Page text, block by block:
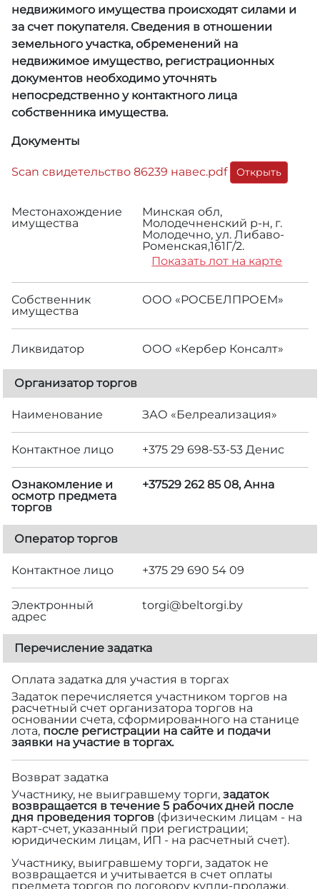
недвижимого имущества происходят силами и
за счет покупателя. Сведения в отношении
земельного участка, обременений на
недвижимое имущество, регистрационных
документов необходимо уточнять
непосредственно у контактного лица
собственника имущества.
Документы
Scan свидетельство 86239 навес.pdf Открыть
Местонахождение
имущества
Минская обл,
Молодечненский р-н, г.
Молодечно, ул. Либаво-
Роменская,161Г/2.
Показать лот на карте
Собственник
имущества
ООО «РОСБЕЛПРОЕМ»
Ликвидатор ООО «Кербер Консалт»
Организатор торгов
Наименование ЗАО «Белреализация»
Контактное лицо +375 29 698-53-53 Денис
Ознакомление и
осмотр предмета
торгов
+37529 262 85 08, Анна
Оператор торгов
Контактное лицо +375 29 690 54 09
Электронный
адрес
torgi@beltorgi.by
Перечисление задатка
Оплата задатка для участия в торгах
Задаток перечисляется участником торгов на
расчетный счет организатора торгов на
основании счета, сформированного на станице
лота, после регистрации на сайте и подачи
заявки на участие в торгах.
Возврат задатка
Участнику, не выигравшему торги, задаток
возвращается в течение 5 рабочих дней после
дня проведения торгов (физическим лицам - на
карт-счет, указанный при регистрации;
юридическим лицам, ИП - на расчетный счет).
Участнику, выигравшему торги, задаток не
возвращается и учитывается в счет оплаты
предмета торгов по договору купли-продажи.